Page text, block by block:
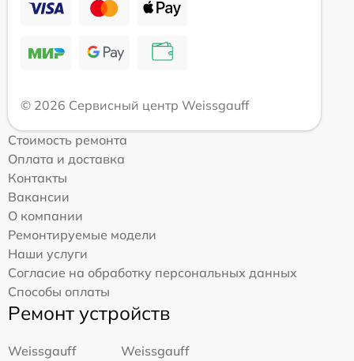
© 2026 Сервисный центр Weissgauff
Стоимость ремонта
Оплата и доставка
Контакты
Вакансии
О компании
Ремонтируемые модели
Наши услуги
Согласие на обработку персональных данных
Способы оплаты
Ремонт устройств
Weissgauff
Weissgauff